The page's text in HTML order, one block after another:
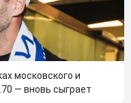
московского и
— вновь сыграет